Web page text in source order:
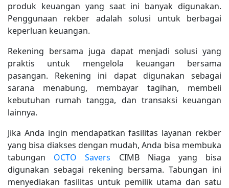
produk keuangan yang saat ini banyak digunakan.
Penggunaan rekber adalah solusi untuk berbagai
keperluan keuangan.
Rekening bersama juga dapat menjadi solusi yang
praktis untuk mengelola keuangan bersama
pasangan. Rekening ini dapat digunakan sebagai
sarana menabung, membayar tagihan, membeli
kebutuhan rumah tangga, dan transaksi keuangan
lainnya.
Jika Anda ingin mendapatkan fasilitas layanan rekber
yang bisa diakses dengan mudah, Anda bisa membuka
tabungan OCTO Savers CIMB Niaga yang bisa
digunakan sebagai rekening bersama. Tabungan ini
menyediakan fasilitas untuk pemilik utama dan satu